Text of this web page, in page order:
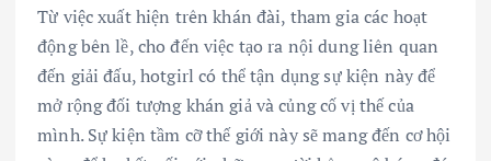
Từ việc xuất hiện trên khán đài, tham gia các hoạt
động bên lề, cho đến việc tạo ra nội dung liên quan
đến giải đấu, hotgirl có thể tận dụng sự kiện này để
mở rộng đối tượng khán giả và củng cố vị thế của
mình. Sự kiện tầm cỡ thế giới này sẽ mang đến cơ hội